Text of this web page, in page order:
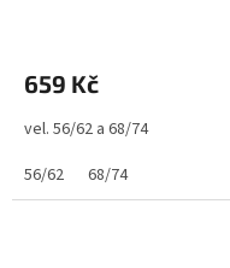
659 Kč
vel. 56/62 a 68/74
56/62
68/74